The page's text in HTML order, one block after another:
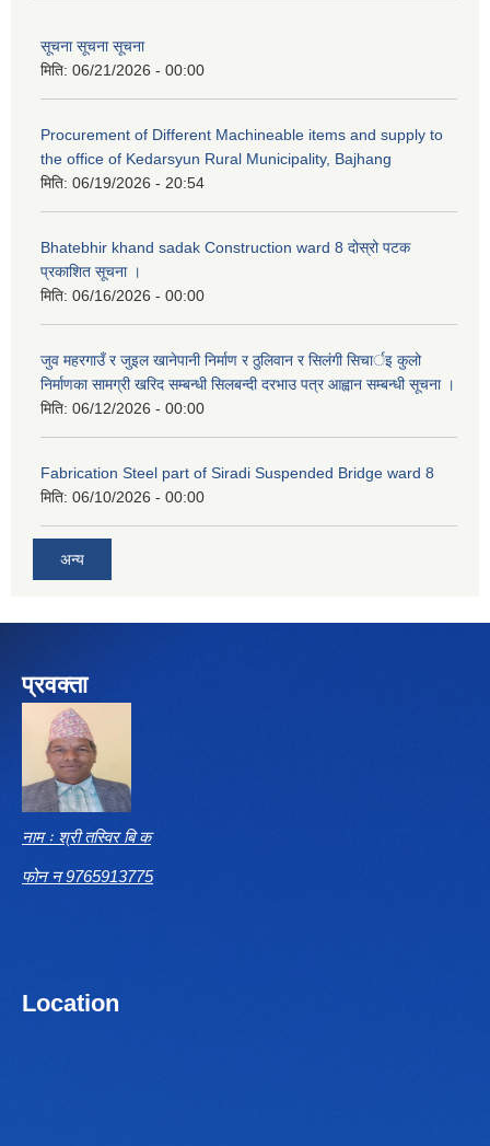
सूचना सूचना सूचना
मिति: 06/21/2026 - 00:00
Procurement of Different Machineable items and supply to
the office of Kedarsyun Rural Municipality, Bajhang
मिति: 06/19/2026 - 20:54
Bhatebhir khand sadak Construction ward 8 दोस्रो पटक
प्रकाशित सूचना ।
मिति: 06/16/2026 - 00:00
जुव महरगाउँ र जुइल खानेपानी निर्माण र ठुलिवान र सिलंगी सिचार्इ कुलो
निर्माणका सामग्री खरिद सम्बन्धी सिलबन्दी दरभाउ पत्र आह्वान सम्बन्धी सूचना ।
मिति: 06/12/2026 - 00:00
Fabrication Steel part of Siradi Suspended Bridge ward 8
मिति: 06/10/2026 - 00:00
अन्य
प्रवक्ता
नाम ः श्री तस्विर बि क
फोन न 9765913775
Location